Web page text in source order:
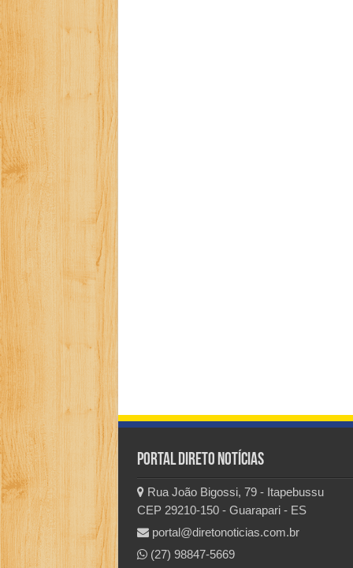
Portal Direto Notícias
Rua João Bigossi, 79 - Itapebussu
CEP 29210-150 - Guarapari - ES
portal@diretonoticias.com.br
(27) 98847-5669